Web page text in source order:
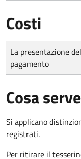
Costi
Tipo di pagamento
Importo
La presentazione
pagamento
Cosa serve
Si applicano
registrati.
Per ritirare il